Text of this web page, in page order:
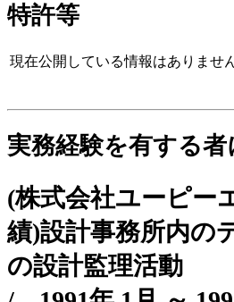
特許等
現在公開している情報はありません
実務経験を有する
(株式会社ユーピー
績)設計事務所内の
の設計監理活動